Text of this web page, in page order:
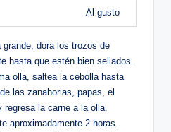
Al gusto
grande, dora los trozos de
hasta que estén bien sellados.
olla, saltea la cebolla hasta
las zanahorias, papas, el
la carne a la olla.
aproximadamente 2 horas.